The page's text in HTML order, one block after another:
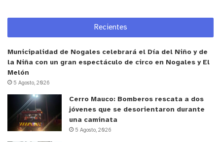
EDUCACIÓN RURAL UNIDOCENTE
Un profesor unidocente se encarga de la parte
pedagógica y administrativa de una escuela
multigrado, es decir, donde conviven en la misma
sala de clases estudiantes de distintos niveles de
primero a sexto básico. Esto es todo un desafío
para los educadores que, además de las labores
Recientes
Municipalidad de Nogales celebrará el Día del Niño y de
la Niña con un gran espectáculo de circo en Nogales y El
Melón
5 Agosto, 2026
Cerro Mauco: Bomberos rescata a dos
jóvenes que se desorientaron durante
una caminata
5 Agosto, 2026